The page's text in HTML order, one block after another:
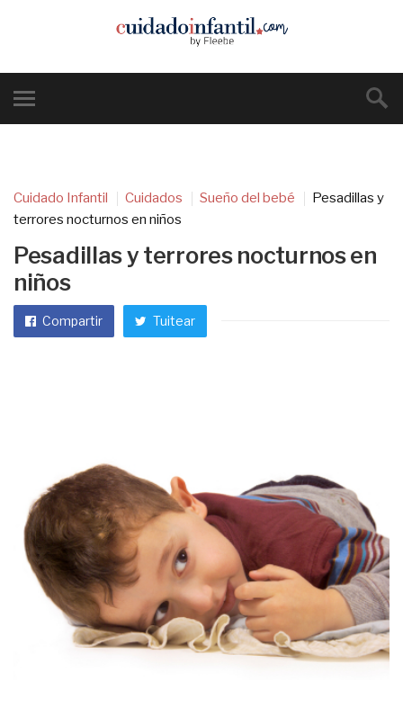
Cuidado Infantil Cuidados Sueño del bebé
Pesadillas y
terrores nocturnos en niños
Pesadillas y terrores nocturnos en
niños
Compartir Tuitear